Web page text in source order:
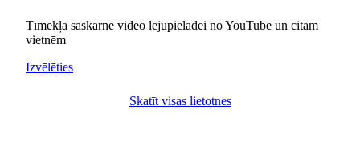
Tīmekļa saskarne video lejupielādei no YouTube un citām
vietnēm
Izvēlēties
Skatīt visas lietotnes